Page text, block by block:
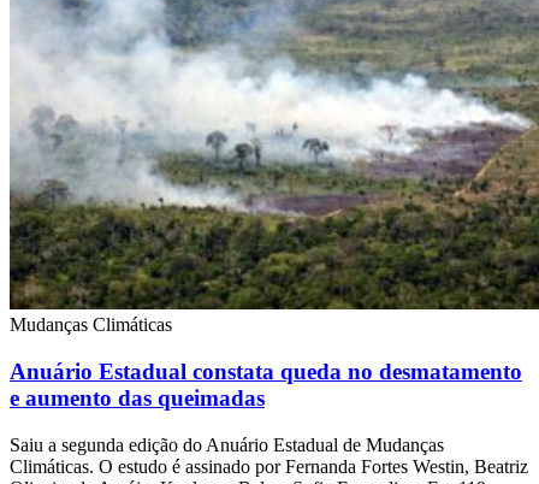
Mudanças Climáticas
Anuário Estadual constata queda no desmatamento
e aumento das queimadas
Saiu a segunda edição do Anuário Estadual de Mudanças
Climáticas. O estudo é assinado por Fernanda Fortes Westin, Beatriz